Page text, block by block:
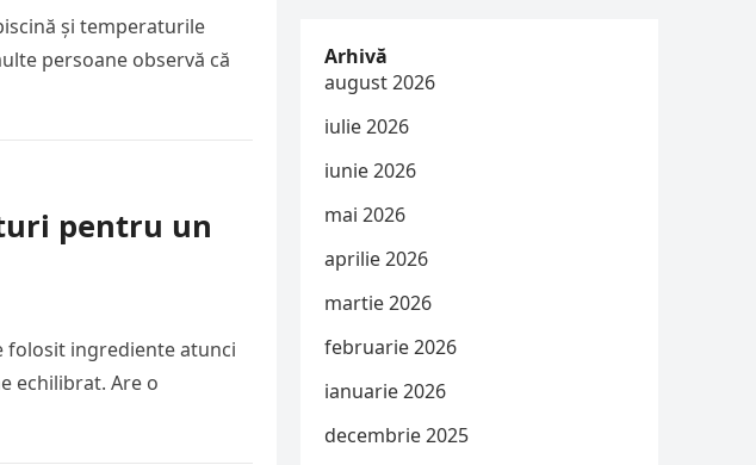
și temperaturile
persoane observă că
pentru un
folosit ingrediente atunci
echilibrat. Are o
Arhivă
august 2026
iulie 2026
iunie 2026
mai 2026
aprilie 2026
martie 2026
februarie 2026
ianuarie 2026
decembrie 2025